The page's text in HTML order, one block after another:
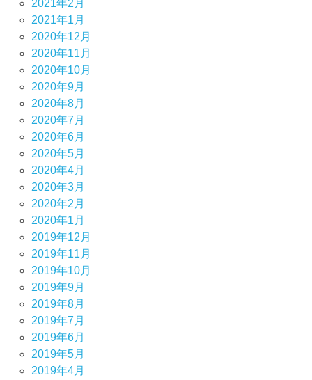
2021年2月
2021年1月
2020年12月
2020年11月
2020年10月
2020年9月
2020年8月
2020年7月
2020年6月
2020年5月
2020年4月
2020年3月
2020年2月
2020年1月
2019年12月
2019年11月
2019年10月
2019年9月
2019年8月
2019年7月
2019年6月
2019年5月
2019年4月